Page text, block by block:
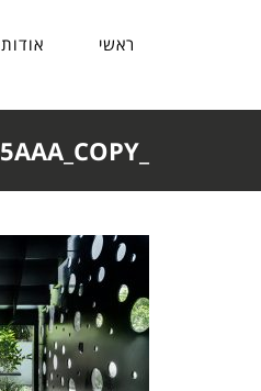
ראשי אודות